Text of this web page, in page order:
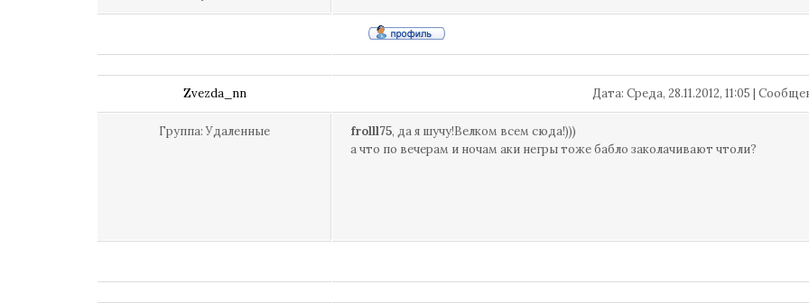
Zvezda_nn Дата: Среда, 28.11.2012, 11:05 |
Группа: Удаленные frolll75, да я шучу!Велком всем сюда!)))
а что по вечерам и ночам аки негры тоже бабло заколачивают чтоли?